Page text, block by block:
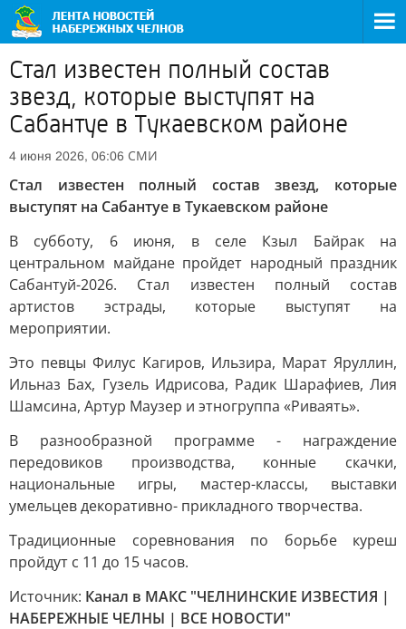
Стал известен полный состав
звезд, которые выступят на
Сабантуе в Тукаевском районе
4 июня 2026, 06:06 СМИ
Стал известен полный состав звезд, которые
выступят на Сабантуе в Тукаевском районе
В субботу, 6 июня, в селе Кзыл Байрак на
центральном майдане пройдет народный праздник
Сабантуй-2026. Стал известен полный состав
артистов эстрады, которые выступят на
мероприятии.
Это певцы Филус Кагиров, Ильзира, Марат Яруллин,
Ильназ Бах, Гузель Идрисова, Радик Шарафиев, Лия
Шамсина, Артур Маузер и этногруппа «Риваять».
В разнообразной программе - награждение
передовиков производства, конные скачки,
национальные игры, мастер-классы, выставки
умельцев декоративно- прикладного творчества.
Традиционные соревнования по борьбе куреш
пройдут с 11 до 15 часов.
Источник: Канал в МАКС "ЧЕЛНИНСКИЕ ИЗВЕСТИЯ |
НАБЕРЕЖНЫЕ ЧЕЛНЫ | ВСЕ НОВОСТИ"